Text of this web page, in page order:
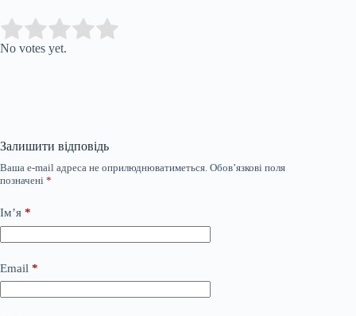
Rate this item:
No votes yet.
Залишити відповідь
Ваша e-mail адреса не оприлюднюватиметься. Обов’язкові поля
позначені *
Ім’я *
Email *